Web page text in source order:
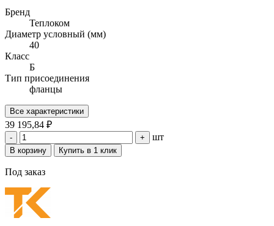
Бренд
Теплоком
Диаметр условный (мм)
40
Класс
Б
Тип присоединения
фланцы
Все характеристики
39 195,84 ₽
- + шт
В корзину Купить в 1 клик
Под заказ